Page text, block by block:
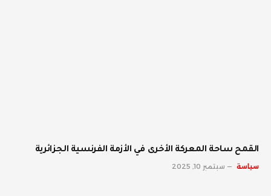
القمح ساحة المعركة الأخرى في الأزمة الفرنسية الجزائرية
سياسة سبتمبر 10, 2025